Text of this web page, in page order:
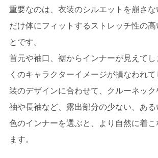
重要なのは、衣装のシルエットを崩さな
だけ体にフィットするストレッチ性の高
とです。
首元や袖口、裾からインナーが見えて
くのキャラクターイメージが損なわれ
装のデザインに合わせて、クルーネッ
袖や長袖など、露出部分の少ない、あ
色のインナーを選ぶと、より自然に着こ
ます。